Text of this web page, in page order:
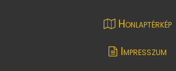
Honlaptérkép
Impresszum